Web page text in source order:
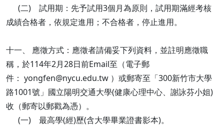
(二) 試用期：先予試用3個月為原則，試用期滿經考核
成績合格者，依規定進用；不合格者，停止進用。
十一、 應徵方式：應徵者請備妥下列資料，並註明應徵職
稱，於114年2月28日前Email至（電子郵
件： yongfen@nycu.edu.tw ）或郵寄至「300新竹市大學
路1001號」國立陽明交通大學(健康心理中心、謝詠芬小姐)
收（郵寄以郵戳為憑）。
(一) 最高學(經)歷(含大學畢業證書影本)。